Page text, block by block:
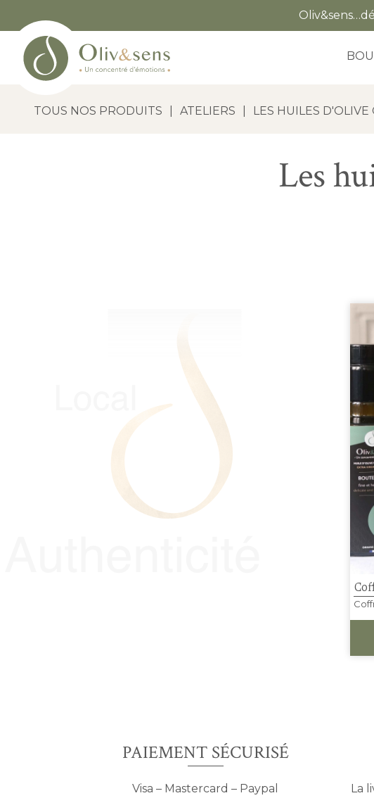
TOUS NOS PRODUITS ATELIERS LES HUILES D'OLIVE
Les
PAIEMENT SÉCURISÉ
Visa – Mastercard – Paypal
La